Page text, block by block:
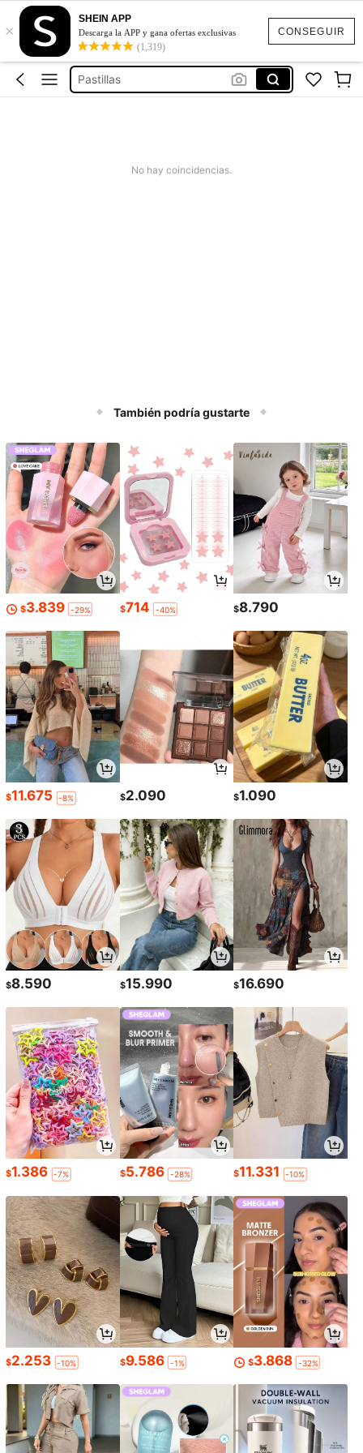
CONSEGUIR
×
SHEIN APP
Descarga la APP y gana ofertas exclusivas
(1,319)
Clorofila
Bajar De Peso Rápido
Pastillas
Bajar De Peso Rápido
No hay coincidencias.
También podría gustarte
$3.839 -29% $714 -40% $8.790
$11.675 -8% $2.090 $1.090
$8.590 $15.990 $16.690
$1.386 -7% $5.786 -28% $11.331 -10%
$2.253 -10% $9.586 -1% $3.868 -32%